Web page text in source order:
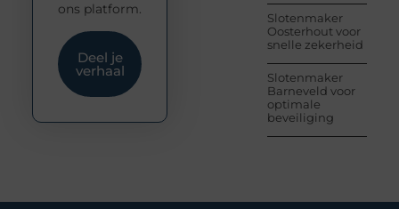
Slotenmaker
Oosterhout voor
snelle zekerheid
Slotenmaker
Barneveld voor
optimale
beveiliging
ons platform.
Deel je
verhaal